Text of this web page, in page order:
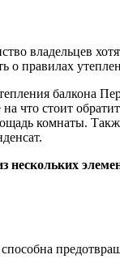
владельцев
о правилах
балкона
что стоит
комнаты. Также
нескольких